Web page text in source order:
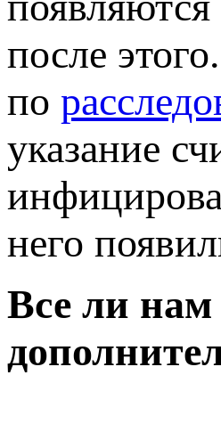
после
по
указание
него
Все ли нам